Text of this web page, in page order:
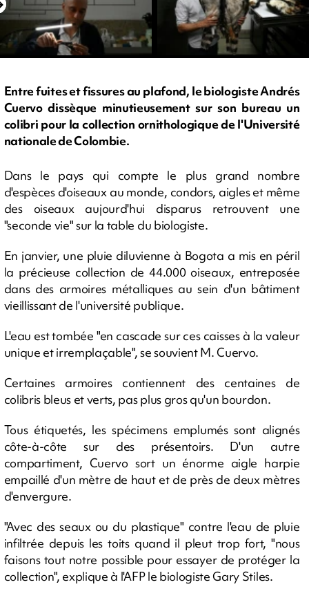
Entre fuites et fissures au plafond, le biologiste Andrés
Cuervo dissèque minutieusement sur son bureau un
colibri pour la collection ornithologique de l'Université
nationale de Colombie.
Dans le pays qui compte le plus grand nombre
d'espèces d'oiseaux au monde, condors, aigles et même
des oiseaux aujourd'hui disparus retrouvent une
"seconde vie" sur la table du biologiste.
En janvier, une pluie diluvienne à Bogota a mis en péril
la précieuse collection de 44.000 oiseaux, entreposée
dans des armoires métalliques au sein d'un bâtiment
vieillissant de l'université publique.
L'eau est tombée "en cascade sur ces caisses à la valeur
unique et irremplaçable", se souvient M. Cuervo.
Certaines armoires contiennent des centaines de
colibris bleus et verts, pas plus gros qu'un bourdon.
Tous étiquetés, les spécimens emplumés sont alignés
côte-à-côte sur des présentoirs. D'un autre
compartiment, Cuervo sort un énorme aigle harpie
empaillé d'un mètre de haut et de près de deux mètres
d'envergure.
"Avec des seaux ou du plastique" contre l'eau de pluie
infiltrée depuis les toits quand il pleut trop fort, "nous
faisons tout notre possible pour essayer de protéger la
collection", explique à l'AFP le biologiste Gary Stiles.